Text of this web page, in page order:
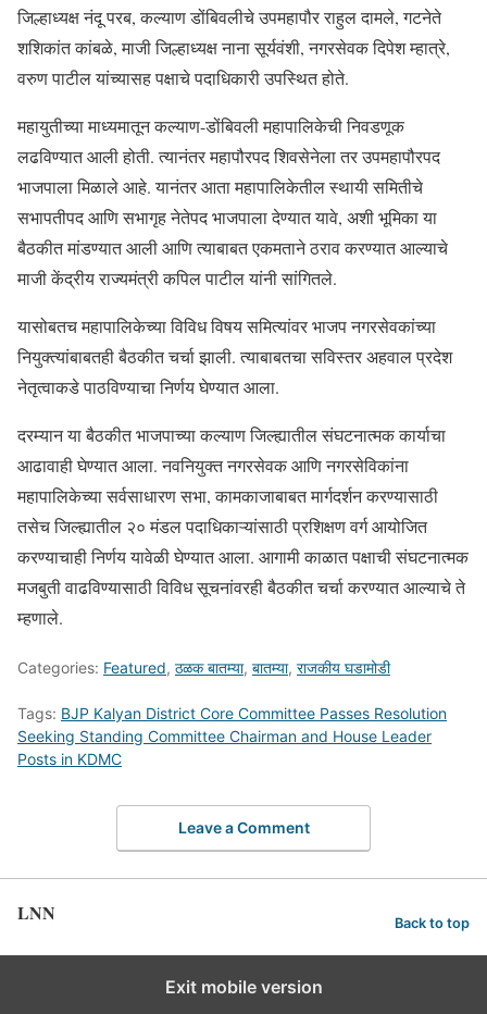
जिल्हाध्यक्ष नंदू परब, कल्याण डोंबिवलीचे उपमहापौर राहुल दामले, गटनेते
शशिकांत कांबळे, माजी जिल्हाध्यक्ष नाना सूर्यवंशी, नगरसेवक दिपेश म्हात्रे,
वरुण पाटील यांच्यासह पक्षाचे पदाधिकारी उपस्थित होते.
महायुतीच्या माध्यमातून कल्याण-डोंबिवली महापालिकेची निवडणूक
लढविण्यात आली होती. त्यानंतर महापौरपद शिवसेनेला तर उपमहापौरपद
भाजपाला मिळाले आहे. यानंतर आता महापालिकेतील स्थायी समितीचे
सभापतीपद आणि सभागृह नेतेपद भाजपाला देण्यात यावे, अशी भूमिका या
बैठकीत मांडण्यात आली आणि त्याबाबत एकमताने ठराव करण्यात आल्याचे
माजी केंद्रीय राज्यमंत्री कपिल पाटील यांनी सांगितले.
यासोबतच महापालिकेच्या विविध विषय समित्यांवर भाजप नगरसेवकांच्या
नियुक्त्यांबाबतही बैठकीत चर्चा झाली. त्याबाबतचा सविस्तर अहवाल प्रदेश
नेतृत्वाकडे पाठविण्याचा निर्णय घेण्यात आला.
दरम्यान या बैठकीत भाजपाच्या कल्याण जिल्ह्यातील संघटनात्मक कार्याचा
आढावाही घेण्यात आला. नवनियुक्त नगरसेवक आणि नगरसेविकांना
महापालिकेच्या सर्वसाधारण सभा, कामकाजाबाबत मार्गदर्शन करण्यासाठी
तसेच जिल्ह्यातील २० मंडल पदाधिकाऱ्यांसाठी प्रशिक्षण वर्ग आयोजित
करण्याचाही निर्णय यावेळी घेण्यात आला. आगामी काळात पक्षाची संघटनात्मक
मजबुती वाढविण्यासाठी विविध सूचनांवरही बैठकीत चर्चा करण्यात आल्याचे ते
म्हणाले.
Categories: Featured, ठळक बातम्या, बातम्या, राजकीय घडामोडी
Tags: BJP Kalyan District Core Committee Passes Resolution
Seeking Standing Committee Chairman and House Leader
Posts in KDMC
Leave a Comment
LNN Back to top
Exit mobile version